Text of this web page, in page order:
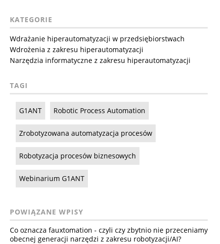
KATEGORIE
Wdrażanie hiperautomatyzacji w przedsiębiorstwach
Wdrożenia z zakresu hiperautomatyzacji
Narzędzia informatyczne z zakresu hiperautomatyzacji
TAGI
G1ANT Robotic Process Automation
Zrobotyzowana automatyzacja procesów
Robotyzacja procesów biznesowych
Webinarium G1ANT
POWIĄZANE WPISY
Co oznacza fauxtomation - czyli czy zbytnio nie przeceniamy
obecnej generacji narzędzi z zakresu robotyzacji/AI?